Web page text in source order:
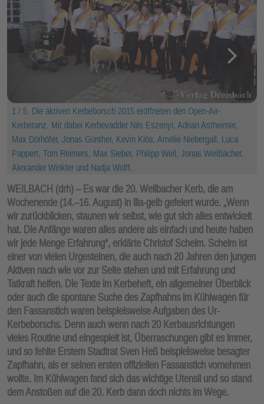
1 / 5 Die aktiven Kerbeborsch 2015 eröffneten den Open-Air-
Kerbetanz. Mit dabei Kerbevadder Nils Eszenyi, Adrian Astheimer,
Max Dörhöfer, Jonas Günther, Kevin Klös, Amélie Niebergall, Luca
Pappert, Tom Reimers, Max Sieber, Philipp Weil, Jonas Weilbächer,
Alexander Winkler und Nadja Wolff.
WEILBACH (drh) – Es war die 20. Weilbacher Kerb, die am
Wochenende (14.–16. August) in lila-gelb gefeiert wurde. „Wenn
wir zurückblicken, staunen wir selbst, wie gut sich alles entwickelt
hat. Die Anfänge waren alles andere als einfach und heute haben
wir jede Menge Erfahrung“, erklärte Christof Schelm. Schelm ist
einer von vielen Urgesteinen, die auch nach 20 Jahren den jungen
Aktiven nach wie vor zur Seite stehen und mit Erfahrung und
Tatkraft helfen. Die Texte im Kerbeheft, ein allgemeiner Überblick
oder auch die spontane Suche des Zapfhahns im Kühlwagen für
den Fassanstich waren beispielsweise Aufgaben des Ur-
Kerbeborschs. Denn auch wenn nach 20 Kerbausrichtungen
vieles Routine und eingespielt ist, Überraschungen gibt es immer,
und so fehlte Erstem Stadtrat Sven Heß beispielsweise besagter
Zapfhahn, als er seinen ersten offiziellen Fassanstich vornehmen
wollte. Im Kühlwagen fand sich das wichtige Utensil und so stand
dem Anstoßen auf die 20. Kerb dann doch nichts im Wege.